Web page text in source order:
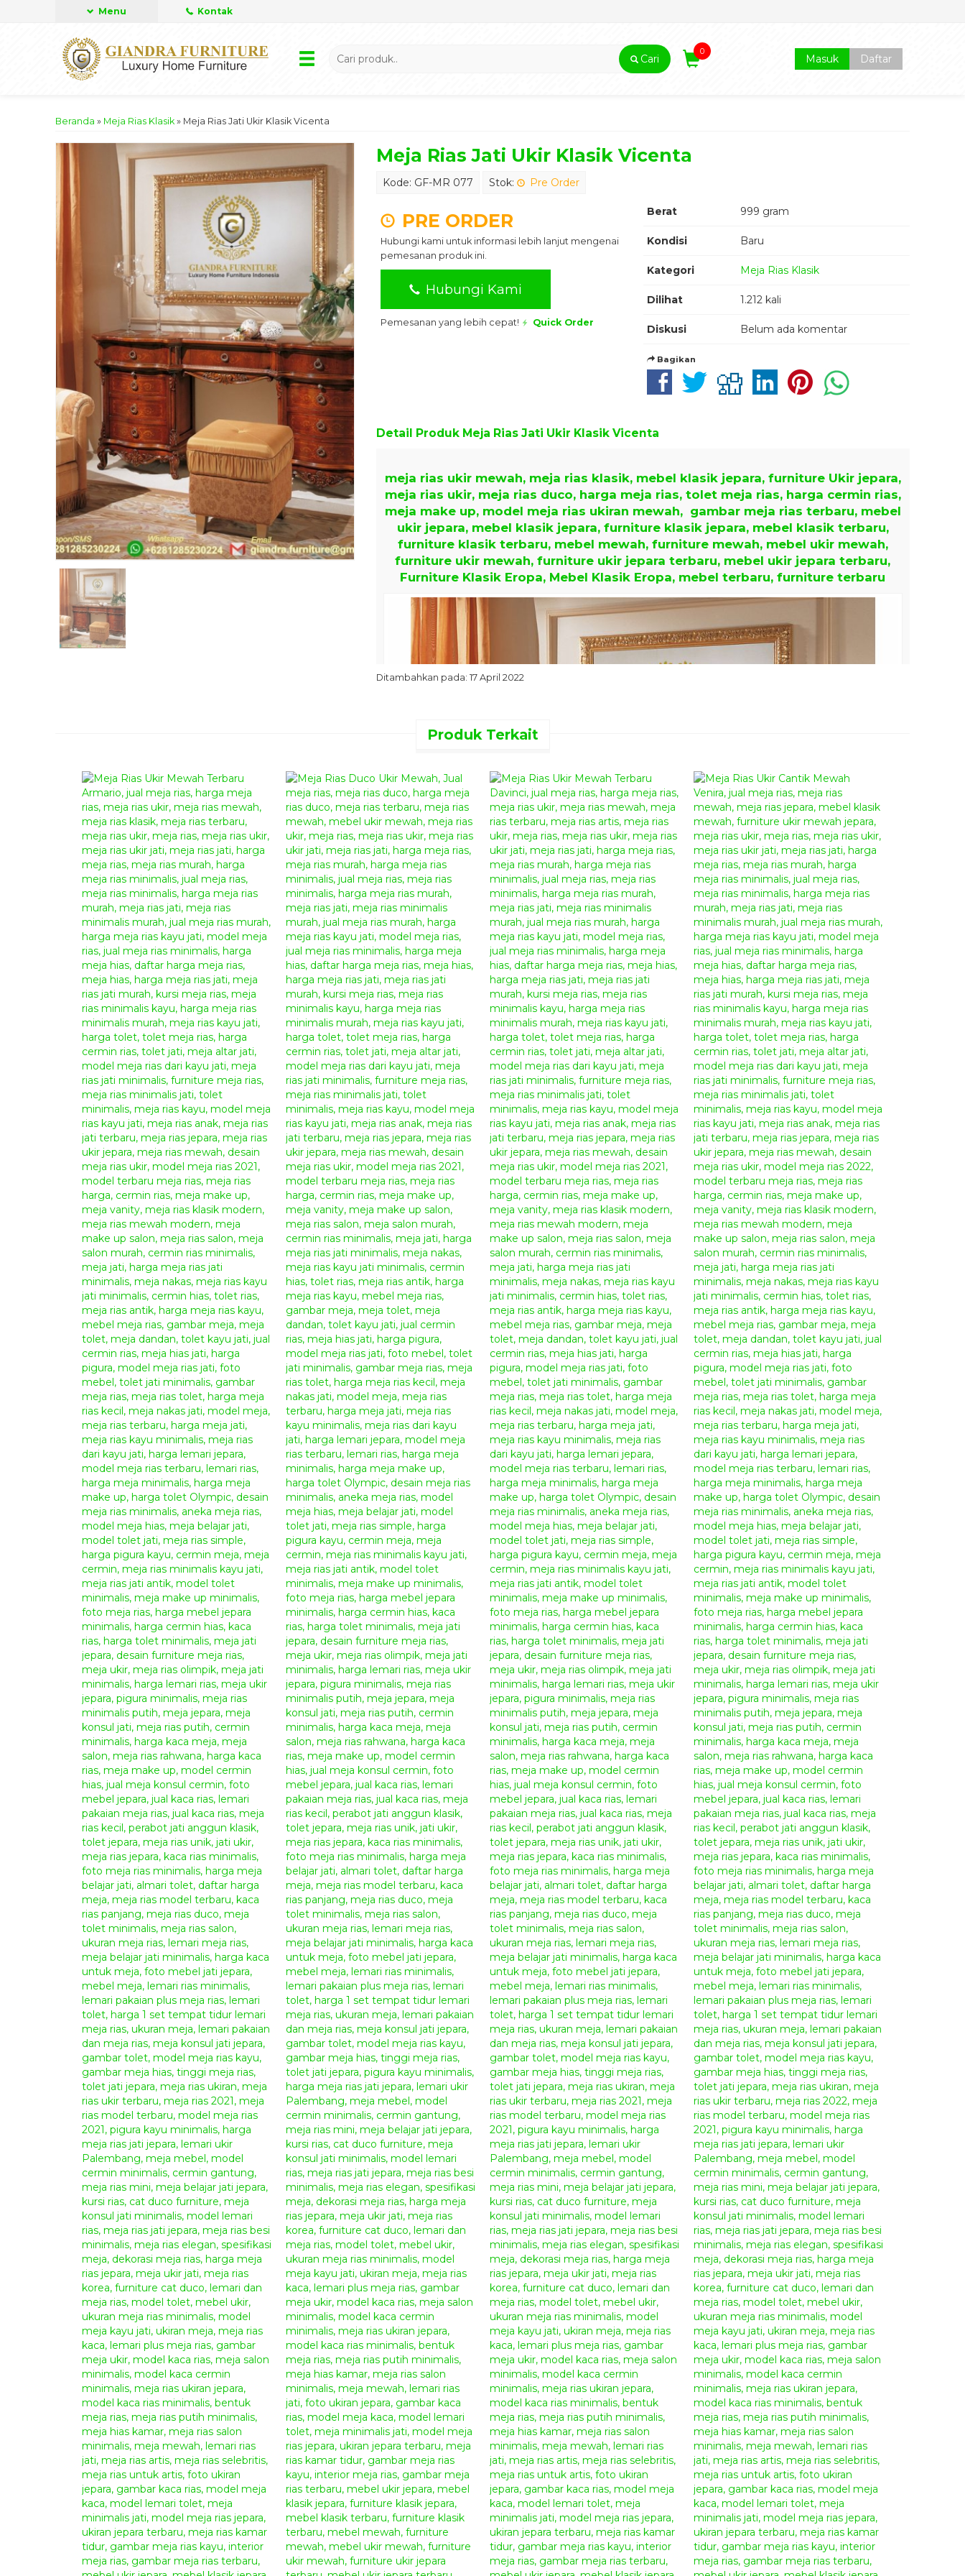
Menu Kontak
Cari
0
Masuk Daftar
Beranda » Meja Rias Klasik » Meja Rias Jati Ukir Klasik Vicenta
Meja Rias Jati Ukir Klasik Vicenta
Kode: GF-MR 077 Stok: Pre Order
Berat 999 gram
Kondisi Baru
Kategori Meja Rias Klasik
Dilihat 1.212 kali
Diskusi Belum ada komentar
Bagikan
PRE ORDER
Hubungi kami untuk informasi lebih lanjut mengenai
pemesanan produk ini.
Hubungi Kami
Pemesanan yang lebih cepat! Quick Order
Detail Produk Meja Rias Jati Ukir Klasik Vicenta
meja rias ukir mewah, meja rias klasik, mebel klasik jepara, furniture Ukir jepara,
meja rias ukir, meja rias duco, harga meja rias, tolet meja rias, harga cermin rias,
meja make up, model meja rias ukiran mewah, gambar meja rias terbaru, mebel
ukir jepara, mebel klasik jepara, furniture klasik jepara, mebel klasik terbaru,
furniture klasik terbaru, mebel mewah, furniture mewah, mebel ukir mewah,
furniture ukir mewah, furniture ukir jepara terbaru, mebel ukir jepara terbaru,
Furniture Klasik Eropa, Mebel Klasik Eropa, mebel terbaru, furniture terbaru
Meja Rias Jati Ukir Klasik Vicenta
Meja Rias Jati Ukir Klasik Vicenta
Meja Rias Ukir Terbaru Jepara – merupakan sebuah desain “meja rias” model klasik dengan hiasan
ukir yang cantik dan elegan.Meja Rias Jati Ukir Vicenta
ini mempunyai model desain “furniture klasik”
yang sangat cantik untuk melengkapi kamar tidur anda. Dengan bahan kayu berkualitas akan
menjamin ketahanan set “Meja Rias Ukir Jati” ini.Meja Rias Jati Ukir Vicentasangat cocok untuk
mengisi ruang tidur anda yang bergaya klasik dan modern. Sangat cocok untuk mempercantik
ruangan rumah anda yang bergaya klasik modern. Lengkapi ruangan rumah anda agar semakin
menarik dan nyaman dengan berbagai model produkfurniturebuatan kami.
Anda juga dapat melihat produk“meja rias” model yang lain ====>>>Meja Rias Ukir
Mewah Terbaru Sevilla
Anda bisa berbelanja online produkfurniture jepara
di tempat kami karena kami menyediakan
berbagai jenis mebel disini dengan harga terjangkau dibandingkan dengan toko online mebellain di
Jepara dengan kualitas yang bagus dan terjamin. Anda juga dapat memesan furniture custom yang
sesuai dengan kebutuhan rumah dan selera anda di tempat kami. Segera hubungiKontak Kamiuntuk
informasi dan pemesanan, serta dapatkan semua produk mebel berkualitas hanya diGiandra
Furniture
SpesifikasiMeja Rias Jati Ukir Vicenta:
Bahan Baku Utama :Kayu Mahoni Grade A
Aplikasi Finishing :Duco Kombinasi(Sesuai Permintaan)
UkuranMeja Rias Jati Ukir Vicenta:
panjang : 160 cm
Lebar : 55 cm
Tinggi : 165 cm
Anda juga dapat melihat produk“meja rias”model yang lain ==== >>>>Meja Rias Ukir Jati
Almaz
Cara Pemesanan Dan Pembelian ProdukGiandra Furniture
Silahkan menghubungi kontak kami yang sudah tertera di bagian atas dan bawah pada website kami
ini, kami sudah menyediakan beberapa metode pemesanan dan pembayaran untuk memudahkan
anda dalam mendapatkan produk mebel jepara yang anda inginkan.
Metode Pemesanan :
Anda dapat melakukan pemesanan produkmebel jepara yang anda inginkan menggunakan
caraonline chattingdengan kami melaluiWhatsApp,Telepon, danVideo Call. Dan proses
pembayaran dapat melalui transfer bank lokal atas nama owner kamiSdri. Yonika Febriana Putri
dengan ketentuan sebagai berikut.
Pilih produk mebel yang anda inginkan, lalu informasikan nama barang berseta kode produknya
kepada kami.
Selanjutnya silahkan melakukan transferDown Payment 50%dari total produk yang anda pesan.
Sisa pembayaran50% dapat anda bayarkan ketika produk mebel yang anda pesan sudah selesai
siap kirim dan anda sudah mendapatkan foto final dari produk mebel yang anda pesan.
Catatan Tambahan :
Untuk pengiriman kami menggunakan jasaEkspedisi Truck atau Peti Kemasyang ada diKota
Jeparadengan harga yang terjangkau dan terpercaya serta produk “mebel jepara” yang kami kirim
bersifatUtuhatau Knock Down (terbongkar) untuk pemasangannya dapat di bantu dari pihak
ekspedisi.
Produk ini terbuat dari material alami, barang yang akan anda terima mungkin akan berbeda bentuk
serat dan warnanya.
Kami mengucapkan banyak terima kasih atas kunjungan dan kepercayaanya anda kepada tempat
kami, kami pastikan anda mendapatkan kualitas produk “
mebel jepara” yang terbaik dan juga harga
yang bersahabat karena bagi kami kepuasan pelanggan adalah kesuksesan dan semangat bagi kami
untuk terus memberikan pelayanan yang terbaik kepada anda.
Terima Kasih & Salam Hangat.
GIANDRA FURNITURE
Spread the love
Tags:almari tolet,aneka meja rias,bentuk meja rias ,cat duco furniture cermin gantung,cermin hias,cermin meja,cermin
minimalis,cermin rias cermin rias minimalis,daftar harga meja,daftar harga meja rias ,dekorasi meja rias,desain furniture meja
rias ,desain meja rias minimalis,desain meja rias ukir, foto mebel,foto mebel jati jepara ,foto mebel jepara,foto meja rias,foto meja
rias minimalis,foto ukiran jepara, furniture cat duco,furniture da vinci furniture dari Indonesia,furniture from Indonesia
Indonesia
furniture jepara furniture klasik jepara furniture klasik terbaru furniture meja rias furniture mewah
furniture
terbaru, furniture ukir furniture ukir jepara terbaru,furniture ukir mewah gambar kaca rias,gambar meja, gambar meja hias
gambar meja rias, gambar meja rias kayu,gambar meja rias terbaru,gambar meja ukir,gambar tolet,harga 1 set tempat tidur
lemari meja rias,harga cermin hias,harga cermin rias,harga furniture da vinci,harga kaca meja, harga kaca rias,harga kaca
untuk meja, harga lemari jepara,harga lemari rias,harga mebel da vinci, harga mebel jepara minimalis ,harga meja belajar jati
harga meja hias
harga meja jati harga meja make up, harga meja minimalis harga meja rias , harga meja rias jati ,
harga meja rias
jati jepara,harga meja rias jati minimalis,harga meja rias jepara, harga meja rias kayu , harga meja rias kayu jati,harga meja rias
kecil,harga meja rias minimalis,harga meja rias minimalis murah,harga meja rias murah ,harga pigura ,harga pigura kayu,
harga tolet,harga tolet minimalis,harga tolet Olympic ,interior meja rias,jati ukir ,jual cermin rias,jual kaca rias, jual meja konsul
cermin,jual meja rias, jual meja rias minimalis,jual meja rias murah,kaca rias ,kaca rias minimalis,kaca rias panjang,kamar set
mewah
kursi meja rias kursi rias ,lemari dan meja rias, lemari meja rias lemari pakaian dan meja rias lemari pakaian meja rias
lemari pakaian plus meja rias,lemari plus meja rias , lemari rias,lemari rias jati ,lemari rias minimalis,lemari tolet,lemari ukir
Ditambahkan pada: 17 April 2022
Produk Terkait